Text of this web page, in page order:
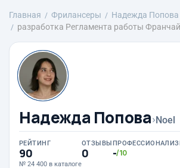
Главная Фрилансеры Надежда Попова
разработка Регламента работы
Надежда Попова›Noel
РЕЙТИНГ
90
№ 24 400 в каталоге
ОТЗЫВЫ
0 -/10